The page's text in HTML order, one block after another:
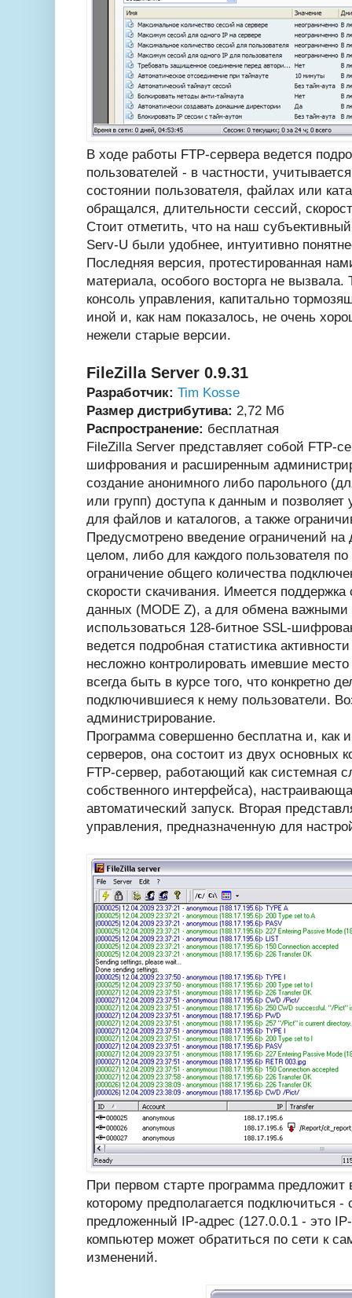
В ходе работы FTP-сервера ведется
пользователей - в частности,
состоянии пользователя, файлах или
обращался, длительности сессий,
Стоит отметить, что на наш
Serv-U были удобнее, интуитивно
Последняя версия, протестированная
материала, особого восторга не
консоль управления, капитально
иной и, как нам показалось, не очень
нежели старые версии.
FileZilla Server 0.9.31
Разработчик: Tim Kosse
Размер дистрибутива: 2,72 Мб
Распространение: бесплатная
FileZilla Server представляет собой FTP-
шифрования и расширенным
создание анонимного либо парольного
или групп) доступа к данным и позволяет
для файлов и каталогов, а также
Предусмотрено введение ограничений на
целом, либо для каждого пользователя по
ограничение общего количества
скорости скачивания. Имеется
данных (MODE Z), а для обмена
использоваться 128-битное SSL-
ведется подробная статистика
несложно контролировать имевшие
всегда быть в курсе того, что конкретно
подключившиеся к нему пользователи.
администрирование.
Программа совершенно бесплатна и, как
серверов, она состоит из двух основных
FTP-сервер, работающий как системная
собственного интерфейса),
автоматический запуск. Вторая
управления, предназначенную для
При первом старте программа предложит
которому предполагается подключиться -
предложенный IP-адрес (127.0.0.1 - это
компьютер может обратиться по сети к
изменений.